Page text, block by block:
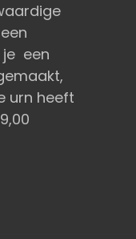
een
urn heeft